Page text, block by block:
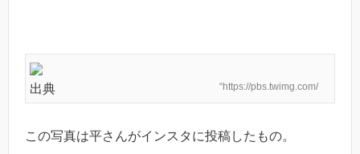
出典 “https://pbs.twimg.com/
この写真は平さんがインスタに投稿したもの。